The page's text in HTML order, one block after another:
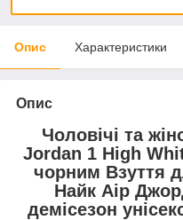
Опис Характеристики
Опис
Чоловічі та
Jordan 1 High
чорним Взуття
Найк Аір
демісезон